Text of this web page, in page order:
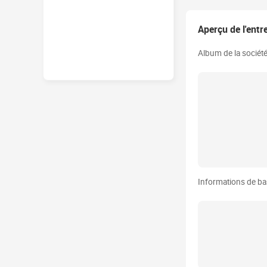
Aperçu de
Album de la société
Informations de